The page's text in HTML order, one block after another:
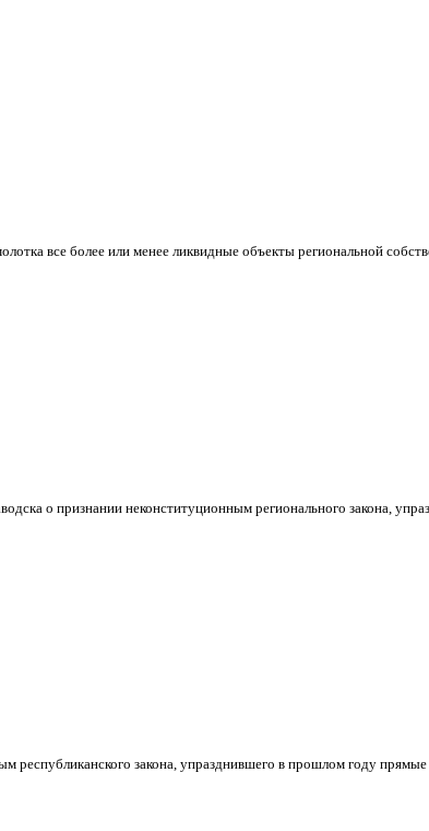
все более или менее ликвидные объекты региональной
о признании неконституционным регионального закона,
закона, упразднившего в прошлом году